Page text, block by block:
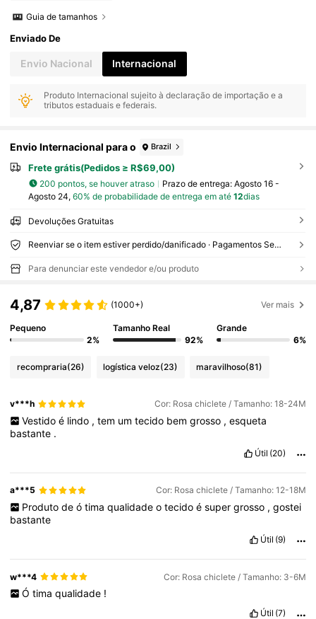
Guia de tamanhos
Enviado De
Envio Nacional Internacional
Produto Internacional sujeito à declaração de importação e a
tributos estaduais e federais.
Envio Internacional para o Brazil
Frete grátis(Pedidos ≥ R$69,00)
200 pontos, se houver atraso Prazo de entrega: Agosto 16 -
Agosto 24, 60% de probabilidade de entrega em até 12dias
Devoluções Gratuitas
Reenviar se o item estiver perdido/danificado · Pagamentos Seguros · Proteção de privacidade
Para denunciar este vendedor e/ou produto
4,87 (1000+) Ver mais
Pequeno
2%
Tamanho Real
92%
Grande
6%
recompraria(26) logística veloz(23) maravilhoso(81)
v***h Cor: Rosa chiclete / Tamanho: 18-24M
Vestido é lindo , tem um tecido bem grosso , esqueta
bastante .
Útil (20)
a***5 Cor: Rosa chiclete / Tamanho: 12-18M
Produto de ó tima qualidade o tecido é super grosso , gostei
bastante
Útil (9)
w***4 Cor: Rosa chiclete / Tamanho: 3-6M
Ó tima qualidade !
Útil (7)